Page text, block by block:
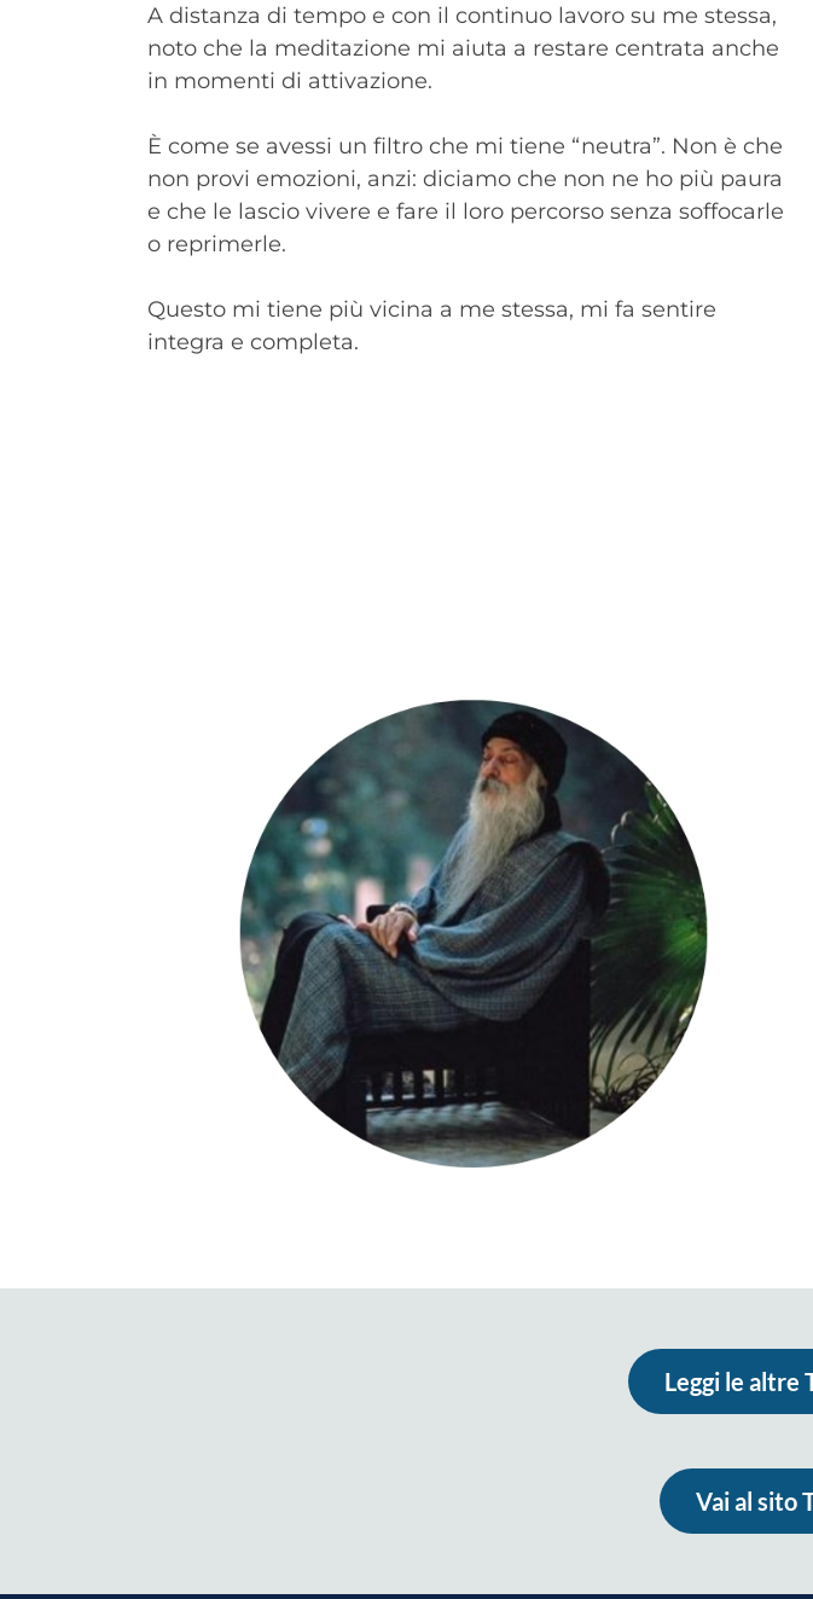
A distanza di tempo e con il continuo lavoro su me stessa,
noto che la meditazione mi aiuta a restare centrata anche
in momenti di attivazione.
È come se avessi un filtro che mi tiene “neutra”. Non è che
non provi emozioni, anzi: diciamo che non ne ho più paura
e che le lascio vivere e fare il loro percorso senza soffocarle
o reprimerle.
Questo mi tiene più vicina a me stessa, mi fa sentire
integra e completa.
Leggi le altre
Vai al sito